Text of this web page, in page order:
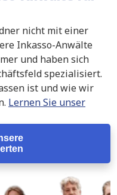
nicht mit einer
Inkasso-Anwälte
und haben sich
spezialisiert.
ist und wie wir
Lernen Sie unser